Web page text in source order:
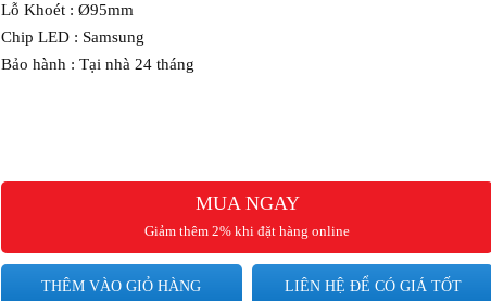
Lỗ Khoét : Ø95mm
Chip LED : Samsung
Bảo hành : Tại nhà 24 tháng
MUA NGAY
Giảm thêm 2% khi đặt hàng online
THÊM VÀO GIỎ HÀNG LIÊN HỆ ĐỂ CÓ GIÁ TỐT